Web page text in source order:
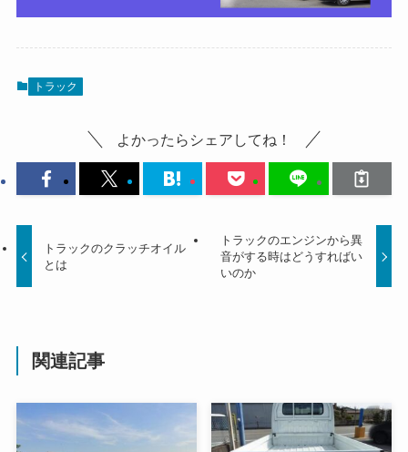
トラック
よかったらシェアしてね！
トラックのクラッチオイル
とは
トラックのエンジンから異
音がする時はどうすればい
いのか
関連記事